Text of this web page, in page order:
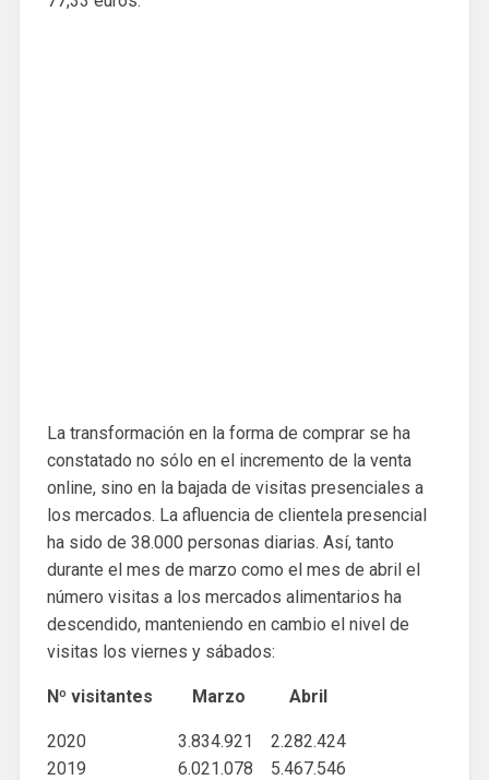
La transformación en la forma de comprar se ha
constatado no sólo en el incremento de la venta
online, sino en la bajada de visitas presenciales a
los mercados. La afluencia de clientela presencial
ha sido de 38.000 personas diarias. Así, tanto
durante el mes de marzo como el mes de abril el
número visitas a los mercados alimentarios ha
descendido, manteniendo en cambio el nivel de
visitas los viernes y sábados:
Nº visitantes Marzo Abril
2020 3.834.921 2.282.424
2019 6.021.078 5.467.546